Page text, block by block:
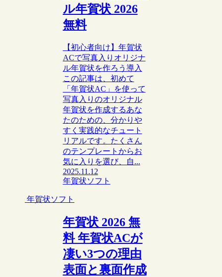
ル年賀状 2026
無料
【初心者向け】年賀状
ACで写真入りオリジナ
ル年賀状を作ろう導入
この記事は、初めて
「年賀状AC」を使って
写真入りのオリジナル
年賀状を作成するあな
たのための、分かりや
すく実践的なチュート
リアルです。たくさん
のテンプレートからお
気に入りを選び、自...
2025.11.12
年賀状ソフト
年賀状ソフト
年賀状 2026 無
料 年賀状ACが
凄い3つの理由
表面と裏面作成